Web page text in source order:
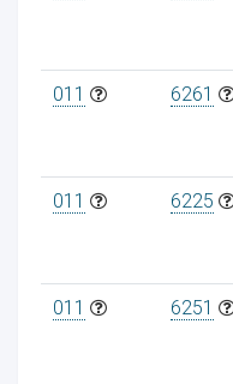
011 6261
011 6225
011 6251